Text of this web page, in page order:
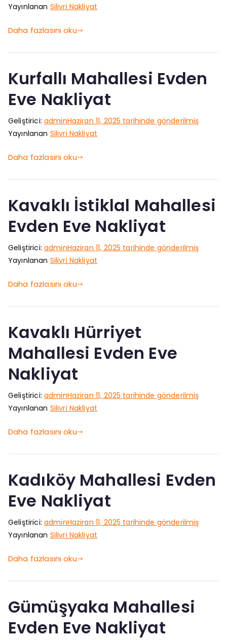
Yayınlanan Silivri Nakliyat
Daha fazlasını oku
Kurfallı Mahallesi Evden
Eve Nakliyat
Geliştirici: adminHaziran 11, 2025 tarihinde gönderilmiş
Yayınlanan Silivri Nakliyat
Daha fazlasını oku
Kavaklı İstiklal Mahallesi
Evden Eve Nakliyat
Geliştirici: adminHaziran 11, 2025 tarihinde gönderilmiş
Yayınlanan Silivri Nakliyat
Daha fazlasını oku
Kavaklı Hürriyet
Mahallesi Evden Eve
Nakliyat
Geliştirici: adminHaziran 11, 2025 tarihinde gönderilmiş
Yayınlanan Silivri Nakliyat
Daha fazlasını oku
Kadıköy Mahallesi Evden
Eve Nakliyat
Geliştirici: adminHaziran 11, 2025 tarihinde gönderilmiş
Yayınlanan Silivri Nakliyat
Daha fazlasını oku
Gümüşyaka Mahallesi
Evden Eve Nakliyat